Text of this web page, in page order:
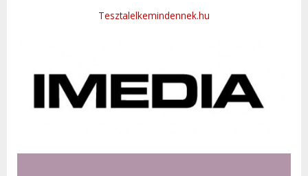
Tesztalelkemindennek.hu